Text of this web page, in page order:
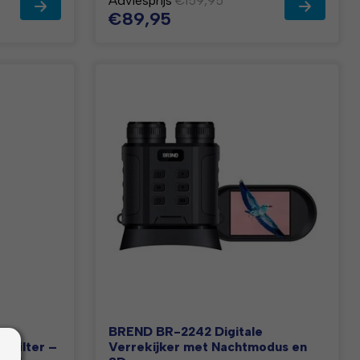
€89,95
filter –
BREND BR-2242 Digitale
Verrekijker met Nachtmodus en